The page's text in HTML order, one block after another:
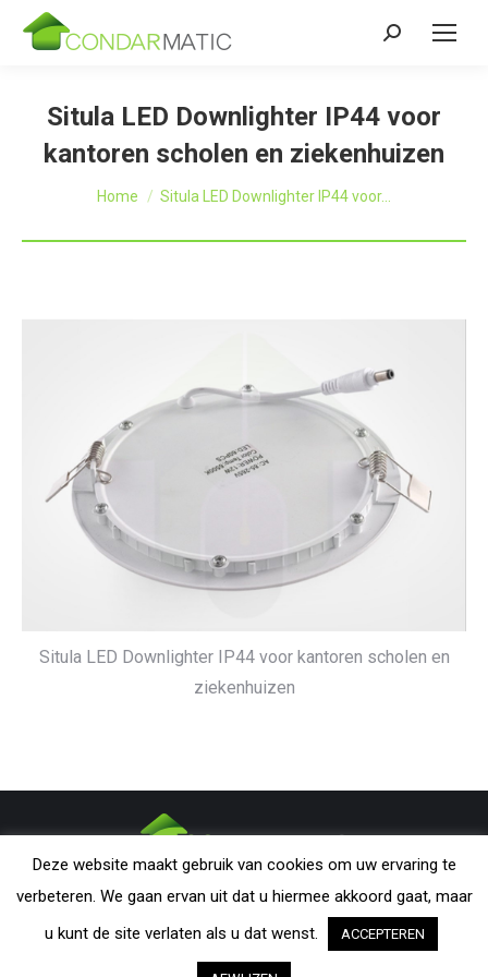
Zoeken:
Situla LED Downlighter IP44 voor
kantoren scholen en ziekenhuizen
Je bent hier:
Home Situla LED Downlighter IP44 voor…
Situla LED Downlighter IP44 voor kantoren scholen en
ziekenhuizen
from this website may be reproduced without explicit permission from
CondarMatic B.V. All trademarks and copyrights remain the property of
their respective owners. The information provided on this website is a
Deze website maakt gebruik van cookies om uw ervaring te
verbeteren. We gaan ervan uit dat u hiermee akkoord gaat, maar
u kunt de site verlaten als u dat wenst.
ACCEPTEREN